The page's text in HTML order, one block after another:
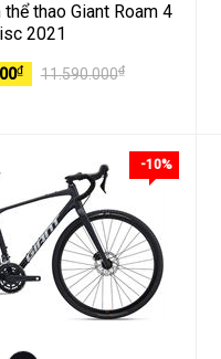
thao Giant Roam 4
2021
₫ 11.590.000₫
-10%